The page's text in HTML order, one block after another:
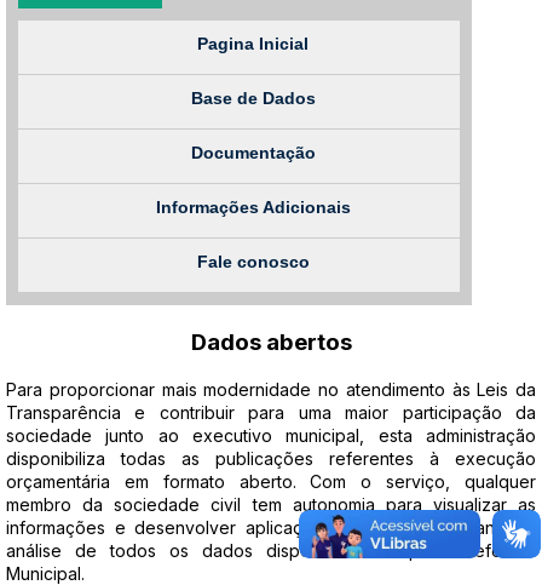
Pagina Inicial
Base de Dados
Documentação
Informações Adicionais
Fale conosco
Dados abertos
Para proporcionar mais modernidade no atendimento às Leis da
Transparência e contribuir para uma maior participação da
sociedade junto ao executivo municipal, esta administração
disponibiliza todas as publicações referentes à execução
orçamentária em formato aberto. Com o serviço, qualquer
membro da sociedade civil tem autonomia para visualizar as
informações e desenvolver aplicações para elas, facilitando a
análise de todos os dados disponibilizados pela Prefeitura
Municipal.